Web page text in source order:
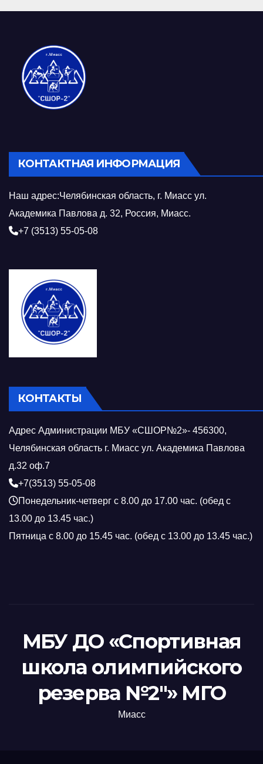
КОНТАКТНАЯ ИНФОРМАЦИЯ
Наш адрес:Челябинская область, г. Миасс ул.
Академика Павлова д. 32, Россия, Миасс.
+7 (3513) 55-05-08
КОНТАКТЫ
Адрес Администрации МБУ «СШОР№2»- 456300,
Челябинская область г. Миасс ул. Академика Павлова
д.32 оф.7
+7(3513) 55-05-08
Понедельник-четверг с 8.00 до 17.00 час. (обед с
13.00 до 13.45 час.)
Пятница с 8.00 до 15.45 час. (обед с 13.00 до 13.45 час.)
МБУ ДО «Спортивная
школа олимпийского
резерва №2"» МГО
Миасс